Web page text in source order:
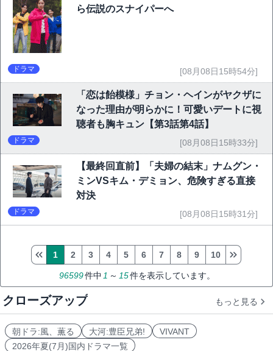
ら伝説のスナイパーへ
ドラマ [08月08日15時54分]
「恋は飴模様」チョン・ヘインがヤクザに
なった理由が明らかに！可愛いデートに視
聴者も胸キュン【第3話第4話】
ドラマ [08月08日15時33分]
【最終回直前】「夫婦の結末」ナムグン・
ミンVSキム・デミョン、危険すぎる直接
対決
ドラマ [08月08日15時31分]
96599件中 1 ～ 15件を表示しています。
1 2 3 4 5 6 7 8 9 10
クローズアップ もっと見る
朝ドラ:風、薫る 大河:豊臣兄弟!
VIVANT
2026年夏(7月)国内ドラマ一覧